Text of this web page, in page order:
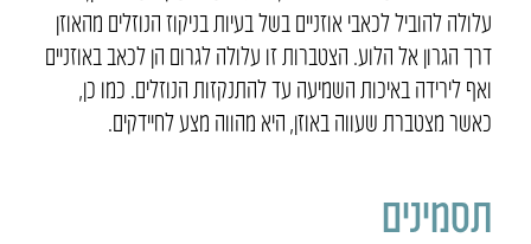
עלולה להוביל לכאבי אוזניים בשל בעיות בניקוז הנוזלים מהאוזן
דרך הגרון אל הלוע. הצטברות זו עלולה לגרום הן לכאב באוזניים
ואף לירידה באיכות השמיעה עד להתנקזות הנוזלים. כמו כן,
כאשר מצטברת שעווה באוזן, היא מהווה מצע לחיידקים.
תסמינים